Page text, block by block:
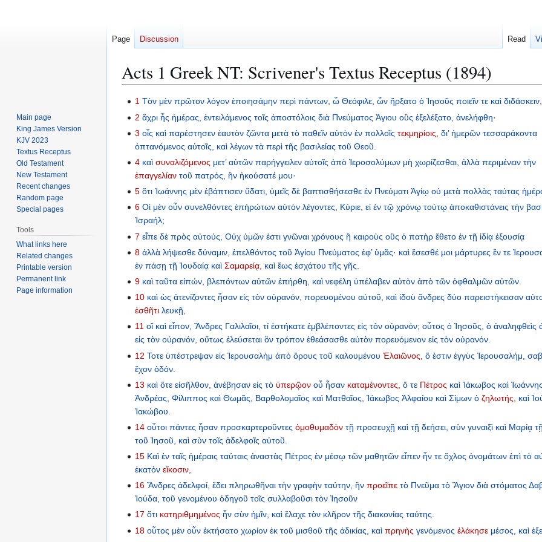
Acts 1 Greek NT: Scrivener's Textus Receptus (1894)
Jump
navigation
Jump
search
1 Τὸν μὲν πρῶτον λόγον ἐποιησάμην περὶ πάντων,ὦ Θεόφιλε,ὧν ἤρξατο ὁ Ἰησοῦς ποιεῖν τε καὶ διδάσκειν,
2 ἄχρι ἧς ἡμέρας, ἐντειλάμενος τοῖς ἀποστόλοις διὰ Πνεύματος Ἁγιου οὓς ἐξελέξατο, ἀνελήφθη·
3 οἷς καὶ παρέστησεν ἑαυτὸν ζῶντα μετὰ τὸ παθεῖν αὐτὸν ἐν πολλοῖς τεκμηρίοις, δι’ ἡμερῶν τεσσαράκοντα
ὀπτανόμενος αὐτοῖς, καὶ λέγων τὰ περὶ τῆς βασιλείας τοῦ Θεοῦ.
4 καὶ συναλιζόμενος μετ’ αὐτῶν παρήγγειλεν αὐτοῖς ἀπὸ Ἱεροσολύμων μὴ χωρίζεσθαι, ἀλλὰ περιμένειν τὴν
ἐπαγγελίαν τοῦ πατρός, ἣν ἠκούσατέ μου·
5 ὅτι Ἰωάννης μὲν ἐβάπτισεν ὕδατι, ὑμεῖς δὲ βαπτισθήσεσθε ἐν Πνεύματι Ἁγίῳ οὐ μετὰ πολλὰς ταύτας
6 Οἱ μὲν οὖν συνελθόντες ἐπἠρώτων αὐτὸν λέγοντες, Κύριε, εἰ ἐν τῷ χρόνῳ τούτῳ ἀποκαθιστάνεις τὴν
Ἰσραήλ;
7 εἶπε δὲ πρὸς αὐτούς, Οὐχ ὑμῶν ἐστι γνῶναι χρόνους ἢ καιροὺς οὓς ὁ πατὴρ ἔθετο ἐν τῇ ἰδίᾳ ἐξουσίᾳ
8 ἀλλὰ λήψεσθε δύναμιν, ἐπελθόντος τοῦ Ἁγίου Πνεύματος ἐφ’ ὑμᾶς· καὶ ἔσεσθέ μοι μάρτυρες ἔν τε
ἐν πάσῃ τῇ Ἰουδαίᾳ καὶ Σαμαρείᾳ, καὶ ἕως ἐσχάτου τῆς γῆς.
9 καὶ ταῦτα εἰπών, βλεπόντων αὐτῶν ἐπήρθη, καὶ νεφέλη ὑπέλαβεν αὐτὸν ἀπὸ τῶν ὀφθαλμῶν αὐτῶν.
10 καὶ ὡς ἀτενίζοντες ἦσαν εἰς τὸν οὐρανόν, πορευομένου αὐτοῦ, καὶ ἰδοὺ ἄνδρες δύο παρειστήκεισαν
ἐσθῆτι λευκῇ,
11 οἳ καὶ εἶπον, Ἄνδρες Γαλιλαῖοι, τί ἑστήκατε ἐμβλέποντες εἰς τὸν οὐρανόν; οὗτος ὁ Ἰησοῦς, ὁ ἀναληφθεὶς
εἰς τὸν οὐρανόν, οὕτως ἐλεύσεται ὃν τρόπον ἐθεάσασθε αὐτὸν πορευόμενον εἰς τὸν οὐρανόν.
12 Τοτε ὑπέστρεψαν εἰς Ἰερουσαλὴμ ἀπὸ ὄρους τοῦ καλουμένου Ἐλαιῶνος, ὅ ἐστιν ἐγγὺς Ἰερουσαλήμ,
ἔχον ὁδόν.
13 καὶ ὅτε εἰσῆλθον, ἀνέβησαν εἰς τὸ ὑπερῷον οὗ ἦσαν καταμένοντες, ὅ τε Πέτρος καὶ Ἰάκωβος καὶ Ἰωάννης
Ἀνδρέας, Φίλιππος καὶ Θωμᾶς, Βαρθολομαῖος καὶ Ματθαῖος, Ἰάκωβος Ἁλφαίου καὶ Σίμων ὁ ζηλωτής, καὶ
Ἰακώβου.
14 οὗτοι πάντες ἦσαν προσκαρτεροῦντες ὁμοθυμαδὸν τῇ προσευχῇ καὶ τῇ δεήσει, σὺν γυναιξὶ καὶ Μαρίᾳ τῇ
τοῦ Ἰησοῦ, καὶ σὺν τοῖς ἀδελφοῖς αὐτοῦ.
15 Καὶ ἐν ταῖς ἡμέραις ταύταις ἀναστὰς Πέτρος ἐν μέσῳ τῶν μαθητῶν εἶπεν ἦν τε ὄχλος ὀνομάτων ἐπὶ τὸ
ἑκατὸν εἴκοσιν,
16 Ἄνδρες ἀδελφοί, ἔδει πληρωθῆναι τὴν γραφὴν ταύτην, ἣν προεῖπε τὸ Πνεῦμα τὸ Ἅγιον διὰ στόματος
Ἰούδα, τοῦ γενομένου ὁδηγοῦ τοῖς συλλαβοῦσι τὸν Ἰησοῦν
17 ὅτι κατηριθμημένος ἦν σὺν ἡμῖν, καὶ ἔλαχε τὸν κλῆρον τῆς διακονίας ταύτης.
18 οὗτος μὲν οὖν ἐκτήσατο χωρίον ἐκ τοῦ μισθοῦ τῆς ἀδικίας, καὶ πρηνὴς γενόμενος ἐλάκησε μέσος, καὶ
Page Discussion Read
Main page
King James Version
KJV 2023
Textus Receptus
Old Testament
New Testament
Recent changes
Random page
Special pages
Tools
What links here
Related changes
Printable version
Permanent link
Page information